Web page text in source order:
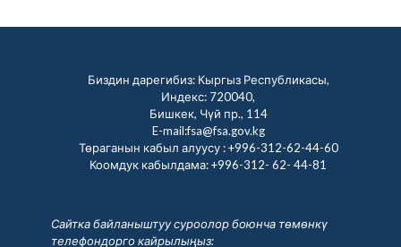
Биздин дарегибиз: Кыргыз Республикасы,
Индекс: 720040,
Бишкек, Чүй пр., 114
E-mail:fsa@fsa.gov.kg
Төраганын кабыл алуусу :+996-312-62-44-60
Коомдук кабылдама:+996-312- 62- 44-81
Сайтка байланыштуу суроолор боюнча төмөнкү
телефондорго кайрылыңыз: